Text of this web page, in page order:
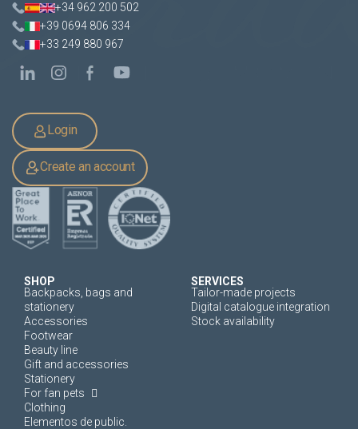
+34 962 200 502
+39 0694 806 334
+33 249 880 967
Login
Create an account
SHOP
Backpacks, bags and
stationery
Accessories
Footwear
Beauty line
Gift and accessories
Stationery
For fan pets
Clothing
Elementos de public.
SERVICES
Tailor-made projects
Digital catalogue integration
Stock availability